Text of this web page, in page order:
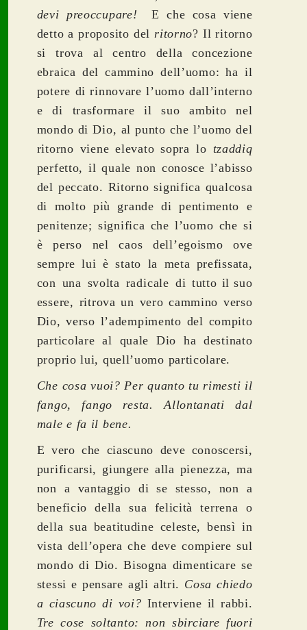
devi preoccupare! E che cosa viene
detto a proposito del ritorno? Il ritorno
si trova al centro della concezione
ebraica del cammino dell’uomo: ha il
potere di rinnovare l’uomo dall’interno
e di trasformare il suo ambito nel
mondo di Dio, al punto che l’uomo del
ritorno viene elevato sopra lo tzaddiq
perfetto, il quale non conosce l’abisso
del peccato. Ritorno significa qualcosa
di molto più grande di pentimento e
penitenze; significa che l’uomo che si
è perso nel caos dell’egoismo ove
sempre lui è stato la meta prefissata,
con una svolta radicale di tutto ilsuo
essere, ritrova un vero cammino verso
Dio, verso l’adempimento del compito
particolare al quale Dio ha destinato
proprio lui, quell’uomo particolare.
Che cosa vuoi? Per quanto tu rimesti il
fango, fango resta. Allontanati dal
male e fa il bene.
E vero che ciascuno deve conoscersi,
purificarsi, giungere alla pienezza, ma
non a vantaggio di se stesso, non a
beneficio della sua felicità terrena o
della sua beatitudine celeste, bensì in
vista dell’opera che deve compiere sul
mondo di Dio. Bisogna dimenticare se
stessi e pensare agli altri. Cosa chiedo
a ciascuno di voi? Interviene il rabbi.
Tre cose soltanto: non sbirciare fuori